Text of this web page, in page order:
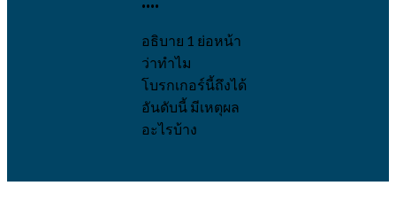
อธิบาย 1 ย่อหน้า
ว่าทำไม
โบรกเกอร์นี้ถึงได้
อันดับนี้ มีเหตุผล
อะไรบ้าง